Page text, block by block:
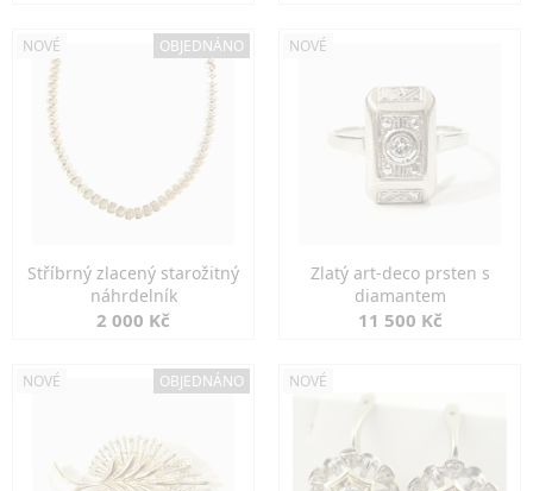
NOVÉ OBJEDNÁNO
Stříbrný zlacený starožitný
náhrdelník
2 000 Kč
NOVÉ
Zlatý art-deco prsten s
diamantem
11 500 Kč
NOVÉ OBJEDNÁNO NOVÉ